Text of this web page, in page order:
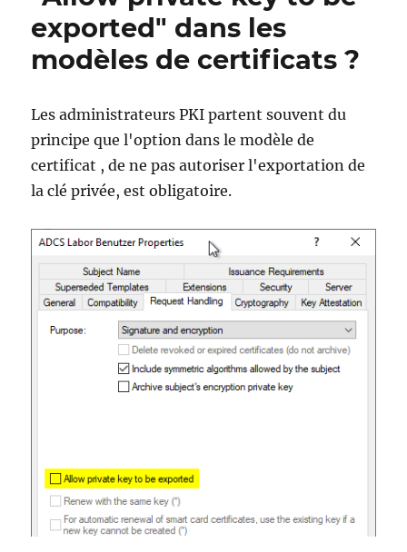
Fehlermeldung
„The
Device
cannot
retrieve
one
its
certificates
The
parameter
is
incorrect.“
exported" dans les
modèles de certificats ?
Les administrateurs PKI partent souvent du
principe que l'option dans le modèle de
certificat , de ne pas autoriser l'exportation de
la clé privée, est obligatoire.